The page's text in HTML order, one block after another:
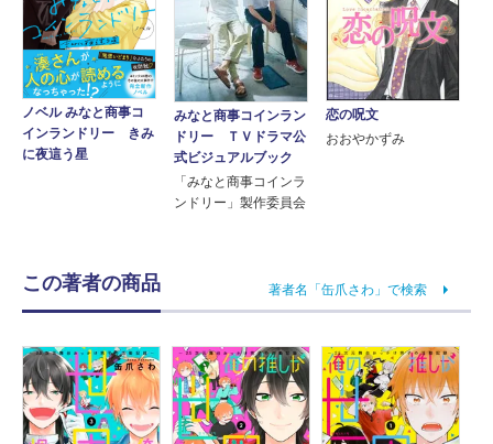
ノベル みなと商事コ
インランドリー きみ
に夜這う星
みなと商事コインラン
ドリー ＴＶドラマ公
式ビジュアルブック
「みなと商事コインラ
ンドリー」製作委員会
恋の呪文
おおやかずみ
この著者の商品 著者名「缶爪さわ」で検索